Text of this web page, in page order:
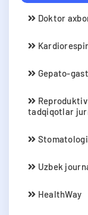
Doktor
Gepato-
tadqiqotlar
Uzbek
HealthWay